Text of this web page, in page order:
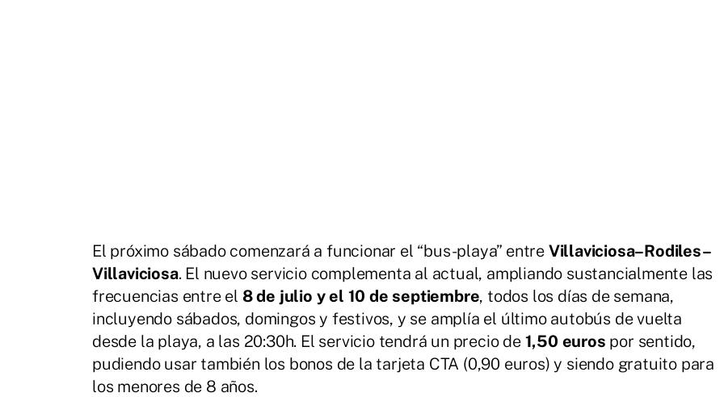
El próximo sábado comenzará a funcionar el “bus-playa” entre Villaviciosa–Rodiles–
Villaviciosa. El nuevo servicio complementa al actual, ampliando sustancialmente las
frecuencias entre el 8 de julio y el 10 de septiembre, todos los días de semana,
incluyendo sábados, domingos y festivos, y se amplía el último autobús de vuelta
desde la playa, a las 20:30h. El servicio tendrá un precio de 1,50 euros por sentido,
pudiendo usar también los bonos de la tarjeta CTA (0,90 euros) y siendo gratuito para
los menores de 8 años.